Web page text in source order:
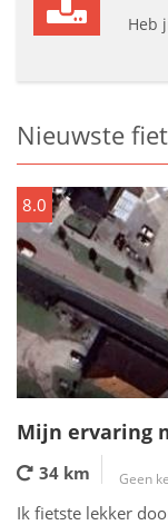
Heb
Nieuwste
8.0
Mijn ervaring
34 km Geen
Ik fietste lekker